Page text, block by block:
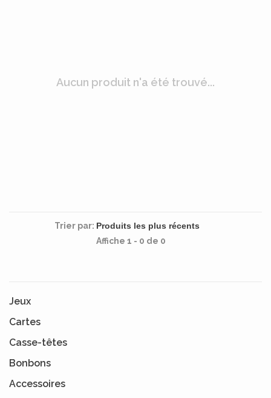
Aucun produit n'a été trouvé...
Trier par:
Affiche 1 - 0 de 0
Jeux
Cartes
Casse-têtes
Bonbons
Accessoires